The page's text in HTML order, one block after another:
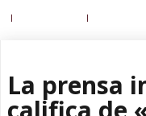
La prensa